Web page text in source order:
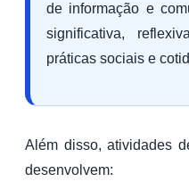
de informação e
significativa,
práticas sociais e
Além disso, atividades
desenvolvem: